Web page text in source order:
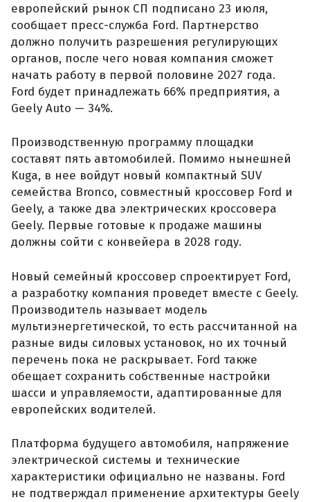
европейский рынок СП подписано 23 июля,
сообщает пресс-служба Ford. Партнерство
должно получить разрешения регулирующих
органов, после чего новая компания сможет
начать работу в первой половине 2027 года.
Ford будет принадлежать 66% предприятия, а
Geely Auto — 34%.
Производственную программу площадки
составят пять автомобилей. Помимо нынешней
Kuga, в нее войдут новый компактный SUV
семейства Bronco, совместный кроссовер Ford и
Geely, а также два электрических кроссовера
Geely. Первые готовые к продаже машины
должны сойти с конвейера в 2028 году.
Новый семейный кроссовер спроектирует Ford,
а разработку компания проведет вместе с Geely.
Производитель называет модель
мультиэнергетической, то есть рассчитанной на
разные виды силовых установок, но их точный
перечень пока не раскрывает. Ford также
обещает сохранить собственные настройки
шасси и управляемости, адаптированные для
европейских водителей.
Платформа будущего автомобиля, напряжение
электрической системы и технические
характеристики официально не названы. Ford
не подтверждал применение архитектуры Geely